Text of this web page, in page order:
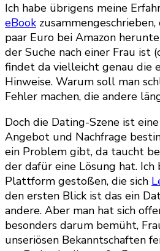
Ich habe übrigens meine
eBookzusammengeschrieben,
paar Euro bei Amazon
der Suche nach einer Frau ist
findet da vielleicht genau die
Hinweise. Warum soll man
Fehler machen, die andere
Doch die Dating-Szene ist
Angebot und Nachfrage
ein Problem gibt, da taucht
der dafür eine Lösung hat. Ich
Plattform gestoßen, die sich
den ersten Blick ist das ein
andere. Aber man hat sich
besonders darum bemüht,
unseriösen Bekanntschaften